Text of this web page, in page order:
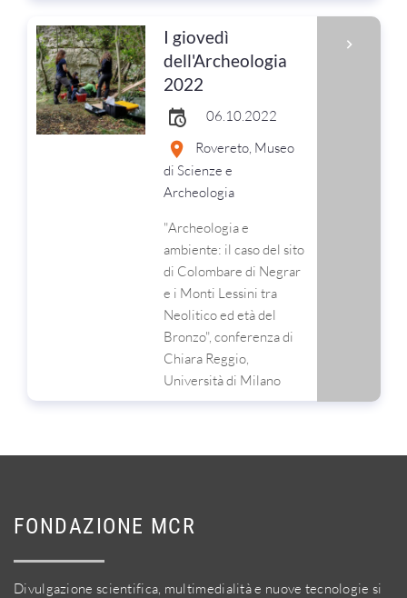
I giovedì
dell'Archeologia
2022
06.10.2022
Rovereto, Museo
di Scienze e
Archeologia
"Archeologia e
ambiente: il caso del sito
di Colombare di Negrar
e i Monti Lessini tra
Neolitico ed età del
Bronzo", conferenza di
Chiara Reggio,
Università di Milano
FONDAZIONE MCR
Divulgazione scientifica, multimedialità e nuove tecnologie si